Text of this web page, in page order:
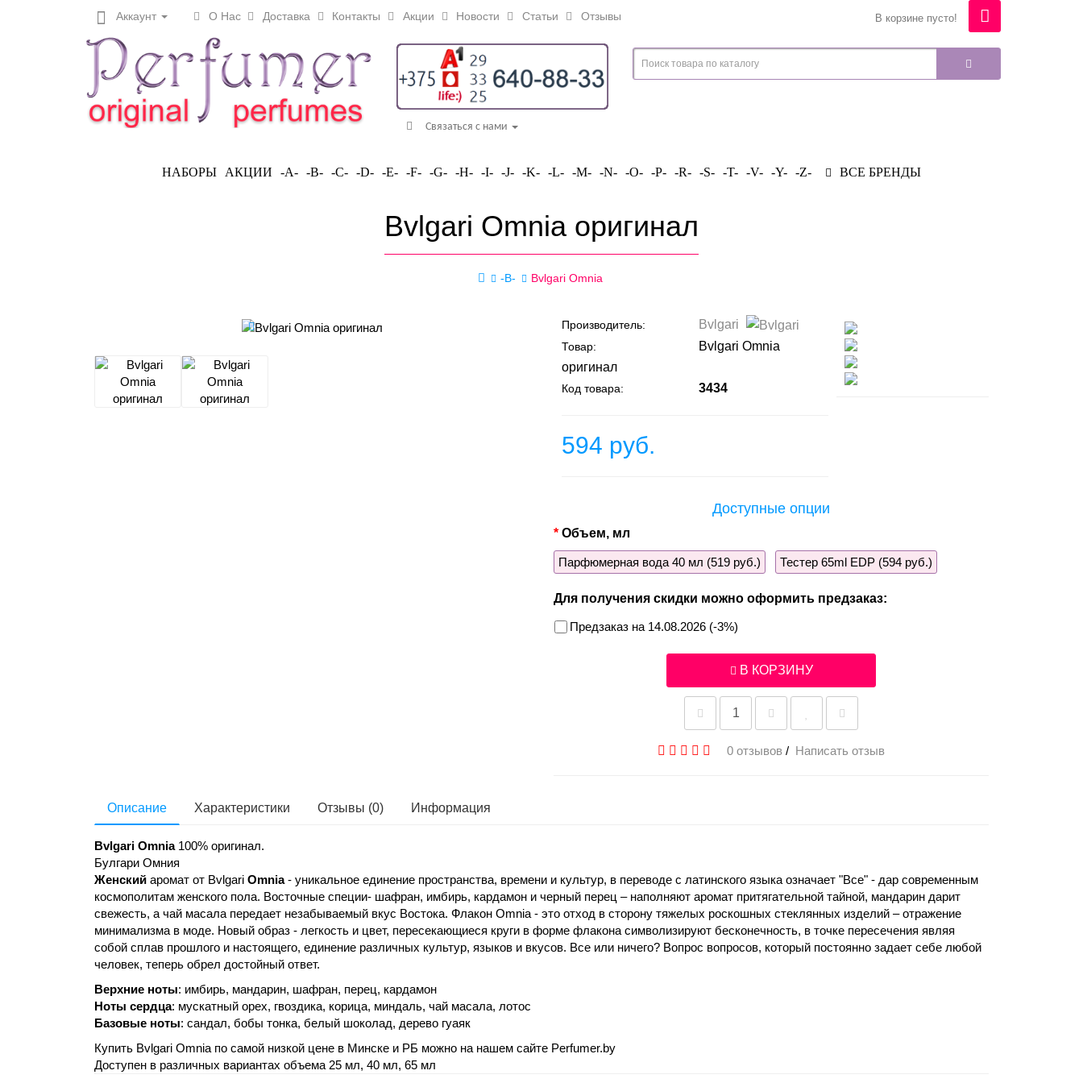
Аккаунт О Нас Доставка Контакты Акции Новости Статьи Отзывы В корзине пусто!
Связаться с нами
НАБОРЫ АКЦИИ -A- -B- -C- -D- -E- -F- -G- -H- -I- -J- -K- -L- -M- -N- -O- -P- -R- -S- -T- -V- -Y- -Z- ВСЕ БРЕНДЫ
Bvlgari Omnia оригинал
-B- Bvlgari Omnia
Производитель: Bvlgari
Товар:
Bvlgari Omnia
оригинал
Код товара: 3434
594 руб.
Доступные опции
Объем, мл
Парфюмерная вода 40 мл (519 руб.) Тестер 65ml EDP (594 руб.)
Для получения скидки можно оформить предзаказ:
Предзаказ на 14.08.2026 (-3%)
В КОРЗИНУ
0 отзывов / Написать отзыв
Описание Характеристики Отзывы (0) Информация
Bvlgari Omnia 100% оригинал.
Булгари Омния
Женский аромат от Bvlgari Omnia- уникальное единение пространства, времени и культур, в переводе с латинского языка означает "Все" - дар современным
космополитам женского пола. Восточные специи- шафран, имбирь, кардамон и черный перец – наполняют аромат притягательной тайной, мандарин дарит
свежесть, а чай масала передает незабываемый вкус Востока. Флакон Omnia - это отход в сторону тяжелых роскошных стеклянных изделий – отражение
минимализма в моде. Новый образ - легкость и цвет, пересекающиеся круги в форме флакона символизируют бесконечность, в точке пересечения являя
собой сплав прошлого и настоящего, единение различных культур, языков и вкусов. Все или ничего? Вопрос вопросов, который постоянно задает себе любой
человек, теперь обрел достойный ответ.
Верхние ноты: имбирь, мандарин, шафран, перец, кардамон
Ноты сердца: мускатный орех, гвоздика, корица, миндаль, чай масала, лотос
Базовые ноты: сандал, бобы тонка, белый шоколад, дерево гуаяк
Купить Bvlgari Omnia по самой низкой цене в Минске и РБ можно на нашем сайте Perfumer.by
Доступен в различных вариантах объема 25 мл, 40 мл, 65 мл